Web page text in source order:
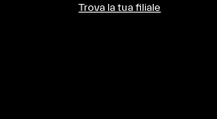
Trova la tua filiale